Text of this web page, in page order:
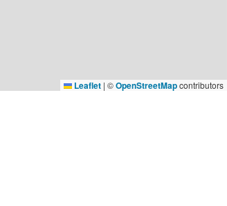
Leaflet | ©OpenStreetMapcontributors